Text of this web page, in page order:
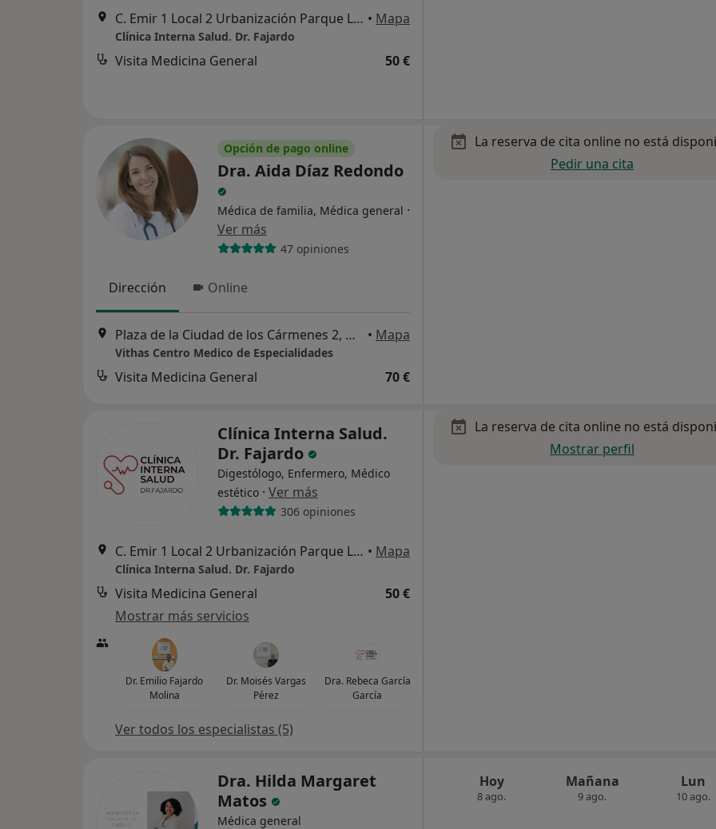
C. Emir 1 Local 2 Urbanización Parque Lagos, Granada • Mapa
Clínica Interna Salud. Dr. Fajardo
Visita Medicina General 50 €
Opción de pago online
Dra. Aida Díaz Redondo
Médica de familia, Médica general ·
Ver más
47 opiniones
Dirección Online
Plaza de la Ciudad de los Cármenes 2, Granada • Mapa
Vithas Centro Medico de Especialidades
Visita Medicina General 70 €
La reserva de cita online no está
Pedir una cita
Clínica Interna Salud.
Dr. Fajardo
Digestólogo, Enfermero, Médico
estético · Ver más
306 opiniones
C. Emir 1 Local 2 Urbanización Parque Lagos, Granada • Mapa
Clínica Interna Salud. Dr. Fajardo
Visita Medicina General
50 €
Mostrar más servicios
Dr. Emilio Fajardo
Molina
Dr. Moisés Vargas
Pérez
Dra. Rebeca García
García
Ver todos los especialistas (5)
La reserva de cita online no está
Mostrar perfil
Dra. Hilda Margaret
Matos
Médica general
Hoy
8 ago.
Mañana
9 ago.
Lun
10 ago.